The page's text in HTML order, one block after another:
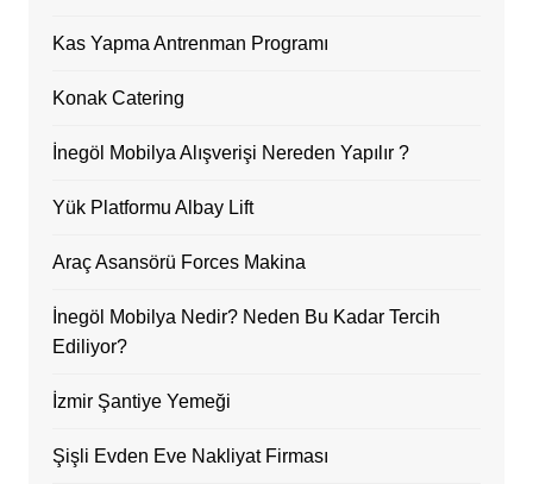
Kas Yapma Antrenman Programı
Konak Catering
İnegöl Mobilya Alışverişi Nereden Yapılır ?
Yük Platformu Albay Lift
Araç Asansörü Forces Makina
İnegöl Mobilya Nedir? Neden Bu Kadar Tercih
Ediliyor?
İzmir Şantiye Yemeği
Şişli Evden Eve Nakliyat Firması